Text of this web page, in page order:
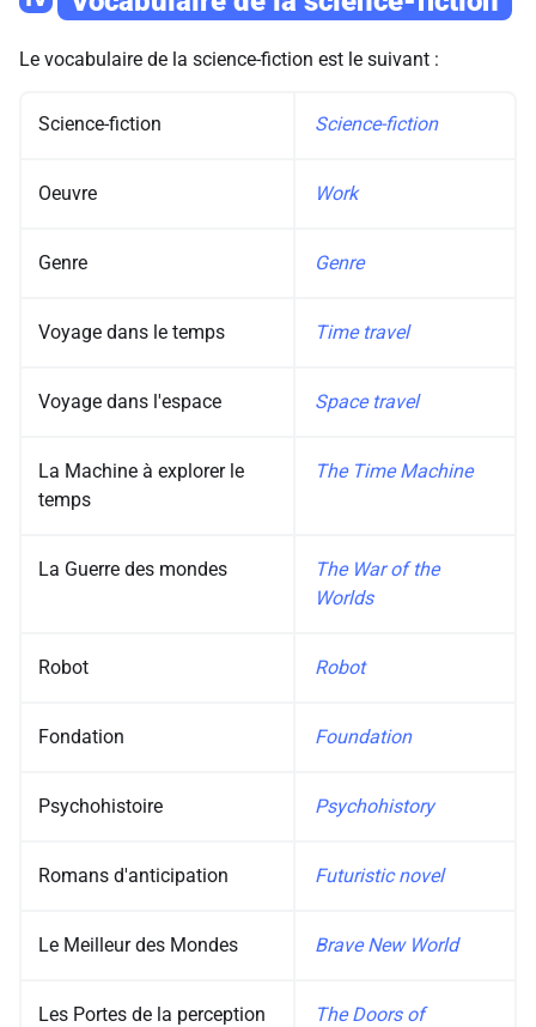
Le vocabulaire de la science-fiction est le suivant :
Science-fiction Science-fiction
Oeuvre Work
Genre Genre
Voyage dans le temps Time travel
Voyage dans l'espace Space travel
La Machine à explorer le
temps
The Time Machine
La Guerre des mondes
The War of the
Worlds
Robot Robot
Fondation Foundation
Psychohistoire Psychohistory
Romans d'anticipation Futuristic novel
Le Meilleur des Mondes Brave New World
Les Portes de la perception
The Doors of